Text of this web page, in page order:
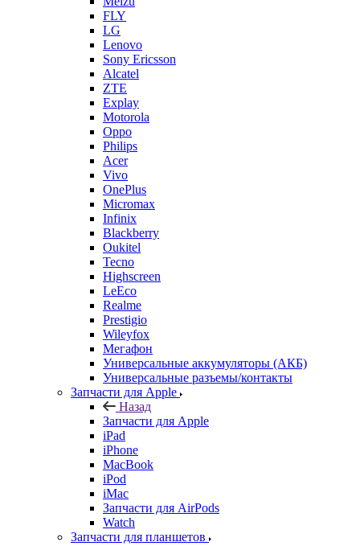
Alcatel
ZTE
Explay
Motorola
Oppo
Philips
Acer
Vivo
OnePlus
Micromax
Infinix
Blackberry
Oukitel
Tecno
Highscreen
LeEco
Realme
Prestigio
Wileyfox
Мегафон
Универсальные аккумуляторы (АКБ)
Универсальные разъемы/контакты
Запчасти для Apple
Назад
Запчасти для Apple
iPad
iPhone
MacBook
iPod
iMac
Запчасти для AirPods
Watch
Запчасти для планшетов
Назад
Запчасти для планшетов
Дисплеи
Аккумуляторы